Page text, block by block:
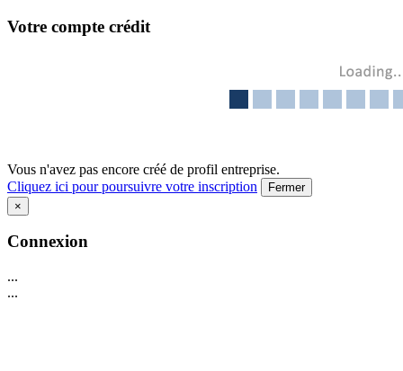
Votre compte crédit
Vous n'avez pas encore créé de profil entreprise.
Cliquez ici pour poursuivre votre inscription
Fermer
×
Connexion
...
...